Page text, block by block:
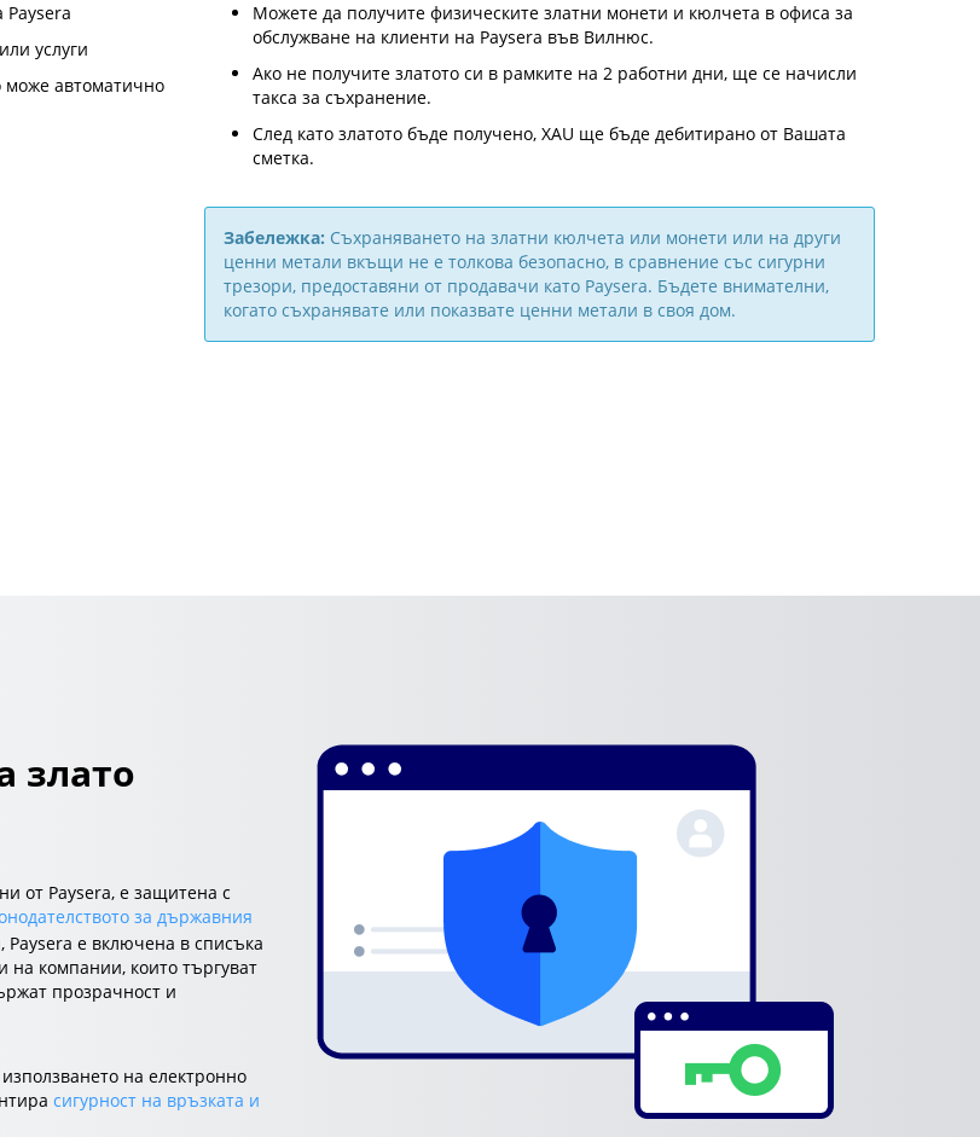
услуги
може автоматично
Можете да получите физическите златни монети и кюлчета в офиса за
обслужване на клиенти на Paysera във Вилнюс.
Ако не получите златото си в рамките на 2 работни дни, ще се начисли
такса за съхранение.
След като златото бъде получено, XAU ще бъде дебитирано от Вашата
сметка.
Забележка: Съхраняването на златни кюлчета или монети или на други
ценни метали вкъщи не е толкова безопасно, в сравнение със сигурни
трезори, предоставяни от продавачи като Paysera. Бъдете внимателни,
когато съхранявате или показвате ценни метали в своя дом.
злато
от Paysera, е защитена с
за държавния
Paysera е включена в списъка
на компании, които търгуват
прозрачност и
на електронно
сигурност на връзката и